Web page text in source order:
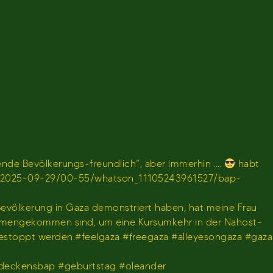
Bevölkerungs-freundlich“, aber immerhin ….
habt
09-29/00-55/whatson_11105243961527/bap-
in Gaza demonstriert haben, hat meine Frau
sind, um eine Kursumkehr in der Nahost-
werden.#feelgaza #freegaza #alleyesongaza #gaza
#geburtstag #oleander